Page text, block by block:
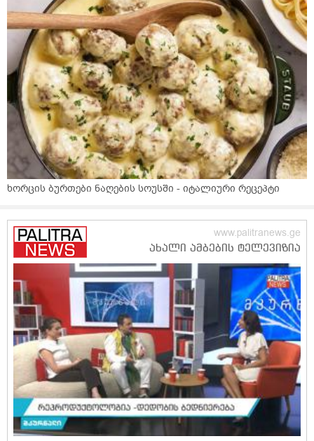
ხორცის ბურთები ნაღების სოუსში - იტალიური რეცეპტი